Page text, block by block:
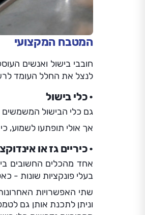
המטבח המקצועי
חובבי בישול ואנשים
לנצל את החלל העומד
כלי בישול
גם כלי הבישול המשמשים
אך אולי תופתעו לשמוע,
כיריים גז או
אחד מהכלים החשובים
בעלי פונקציות שונות -
שתי האפשרויות
וניתן לתכנת אותן גם